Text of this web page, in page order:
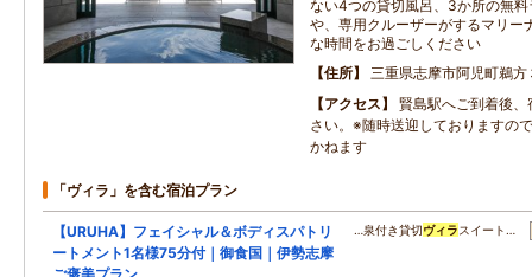
ない4つの貸切風呂、3か所の無
や、専用クルーザーがするマリー
な時間をお過ごしください
住所
三重県志摩市阿児町鵜
アクセス
賢島駅へご到着後
さい。※随時送迎しておりますの
かねます
「ヴィラ」を含む宿泊プラン
【URUHA】フェイシャル＆ボディスパトリ
ートメント1名様75分付｜御食国｜伊勢志摩
…泉付き貸切ヴィラスイート…